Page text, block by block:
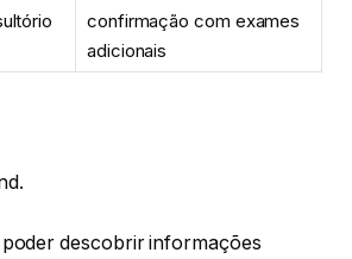
confirmação com exames
adicionais
poder descobrir informações